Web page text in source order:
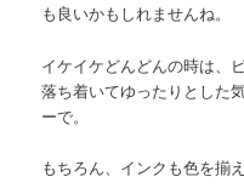
も良いかもしれませんね。
イケイケどんどんの時は、
落ち着いてゆったりとした
ーで。
もちろん、インクも色を揃